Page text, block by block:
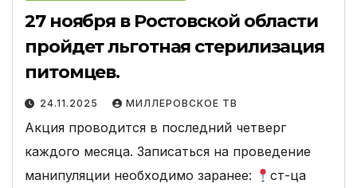
27 ноября в Ростовской области
пройдет льготная стерилизация
питомцев.
24.11.2025 МИЛЛЕРОВСКОЕ ТВ
Акция проводится в последний четверг
каждого месяца. Записаться на проведение
манипуляции необходимо заранее:
ст-ца